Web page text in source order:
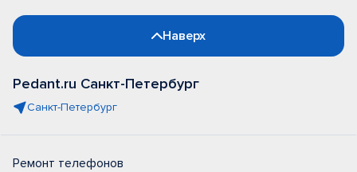
Наверх
Pedant.ru Санкт-Петербург
Санкт-Петербург
Ремонт телефонов